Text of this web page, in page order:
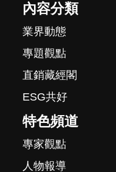
內容分類
業界動態
專題觀點
直銷藏經閣
ESG共好
特色頻道
專家觀點
人物報導